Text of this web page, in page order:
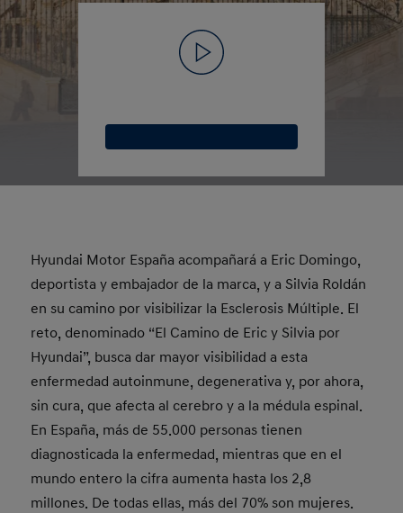
Hyundai Motor España acompañará a Eric Domingo,
deportista y embajador de la marca, y a Silvia Roldán
en su camino por visibilizar la Esclerosis Múltiple. El
reto, denominado “El Camino de Eric y Silvia por
Hyundai”, busca dar mayor visibilidad a esta
enfermedad autoinmune, degenerativa y, por ahora,
sin cura, que afecta al cerebro y a la médula espinal.
En España, más de 55.000 personas tienen
diagnosticada la enfermedad, mientras que en el
mundo entero la cifra aumenta hasta los 2,8
millones. De todas ellas, más del 70% son mujeres.